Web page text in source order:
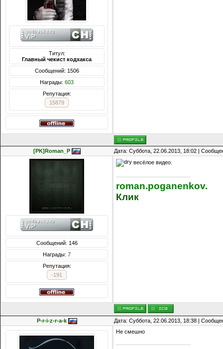
Титул:
Главный чекист кодхакса
Сообщений: 1506
Награды: 603
Репутация:
15879
[PK]Roman_P Дата: Суббота, 22.06.2013, 18:02 |
Сообщений: 146
Награды: 7
Репутация:
-191
весёлое видео.
roman.poganenkov.
Клик
P-r-i-z-r-a-k Дата: Суббота, 22.06.2013, 18:38 |
Не смешно